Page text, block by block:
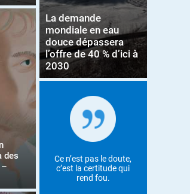
des
–
La demande
mondiale en eau
douce dépassera
l’offre de 40 % d’ici à
2030
Ce n’est pas le doute,
c’est la certitude qui
rend fou.